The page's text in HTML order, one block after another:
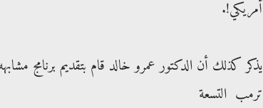
أمريكي!.
يذكر كذلك أن الدكتور عمرو خالد قام بتقديم برنامج
ترمب التسعة